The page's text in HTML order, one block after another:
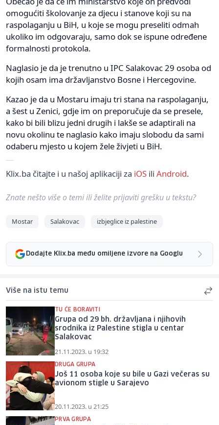
omogućiti školovanje za djecu i stanove koji su na
raspolaganju u BiH, u koje se mogu preseliti odmah
ukoliko im odgovaraju, samo dok se ispune određene
formalnosti protokola.
Naglasio je da je trenutno u IPC Salakovac 29 osoba od
kojih osam ima državljanstvo Bosne i Hercegovine.
Kazao je da u Mostaru imaju tri stana na raspolaganju,
a šest u Zenici, gdje im on preporučuje da se presele,
kako bi bili blizu jedni drugih i lakše se adaptirali na
novu okolinu te naglasio kako imaju slobodu da sami
odaberu mjesto u kojem žele živjeti u BiH.
Klix.ba čitajte i u našoj aplikaciji za iOS ili Android.
Znate nešto više o temi ili želite prijaviti grešku u tekstu?
Mostar Salakovac izbjeglice iz palestine
Dodajte Klix.ba među omiljene izvore na Googlu
Više na istu temu
TU ĆE BORAVITI
Grupa od 29 bh. državljana i njihovih
srodnika iz Palestine stigla u centar
Salakovac
21.11.2023. u 19:32
DRUGA GRUPA
Još 11 osoba koje su bile u Gazi večeras su
avionom stigle u Sarajevo
20.11.2023. u 21:25
PRVA GRUPA